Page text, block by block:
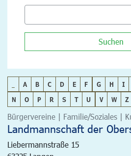
Suchen
A B C D E F G H I
N
O P R S T U V W Z
Bürgervereine | Familie/Soziales |
Landmannschaft der
Liebermannstraße 15